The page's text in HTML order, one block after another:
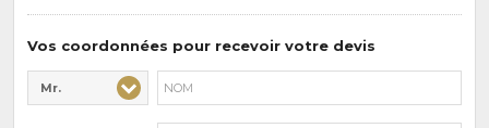
de
Vos coordonnées pour recevoir votre devis
Civilité* :
Mr.
Nom* :